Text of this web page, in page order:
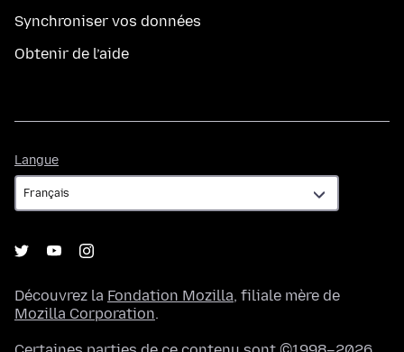
Synchroniser vos données
Obtenir de l’aide
Langue
Découvrez la Fondation Mozilla, filiale mère de
Mozilla Corporation.